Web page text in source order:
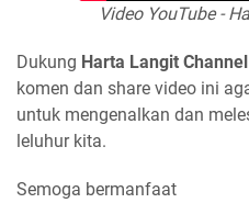
Video YouTube -
Dukung Harta Langit Channel
komen dan share video ini
untuk mengenalkan dan
leluhur kita.
Semoga bermanfaat